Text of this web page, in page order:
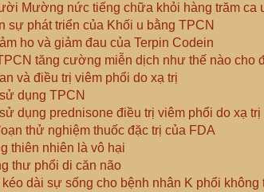
Mường nức tiếng chữa khỏi hàng trăm ca
sự phát triển của Khối u bằng TPCN
ho và giảm đau của Terpin Codein
tăng cường miễn dịch như thế nào cho
và điều trị viêm phổi do xạ trị
dụng TPCN
dụng prednisone điều trị viêm phổi do xạ trị
thử nghiệm thuốc đặc trị của FDA
thiên nhiên là vô hại
thư phổi di căn não
dài sự sống cho bệnh nhân K phổi không